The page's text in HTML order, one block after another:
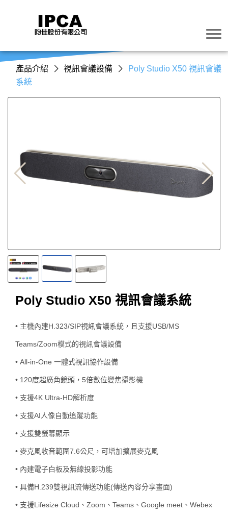
產品介紹 視訊會議設備
Poly Studio X50 視訊會議
系統
Poly Studio X50 視訊會議系統
• 主機內建H.323/SIP視訊會議系統，且支援USB/MS
Teams/Zoom模式的視訊會議設備
• All-in-One 一體式視訊協作設備
• 120度超廣角鏡頭，5倍數位變焦攝影機
• 支援4K Ultra-HD解析度
• 支援AI人像自動追蹤功能
• 支援雙螢幕顯示
• 麥克風收音範圍7.6公尺，可增加擴展麥克風
• 內建電子白板及無線投影功能
• 具備H.239雙視訊流傳送功能(傳送內容分享畫面)
• 支援Lifesize Cloud、Zoom、Teams、Google meet、Webex